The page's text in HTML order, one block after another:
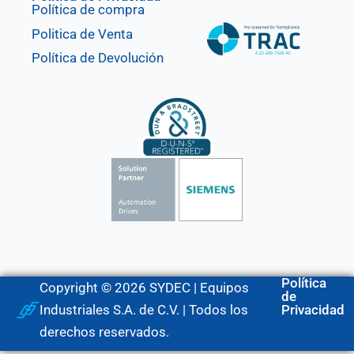
Política de compra
Politica de Venta
Política de Devolución
Copyright © 2026 SYDEC | Equipos
Industriales S.A. de C.V. | Todos los
derechos reservados.
Política
de
Privacidad